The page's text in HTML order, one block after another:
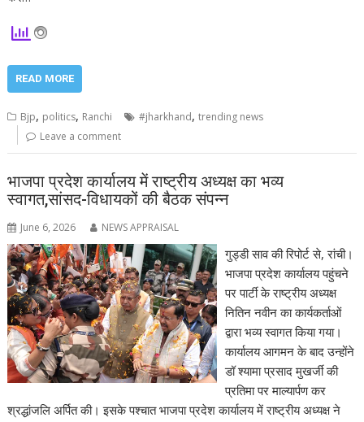
READ MORE
Bjp, politics, Ranchi #jharkhand,trending news
Leave a comment
भाजपा प्रदेश कार्यालय में राष्ट्रीय अध्यक्ष का भव्य
स्वागत,सांसद-विधायकों की बैठक संपन्न
June 6, 2026 NEWS APPRAISAL
गुड्डी साव की रिपोर्ट से, रांची।
भाजपा प्रदेश कार्यालय पहुंचने
पर पार्टी के राष्ट्रीय अध्यक्ष
नितिन नवीन का कार्यकर्ताओं
द्वारा भव्य स्वागत किया गया।
कार्यालय आगमन के बाद उन्होंने
डॉ श्यामा प्रसाद मुखर्जी की
प्रतिमा पर माल्यार्पण कर
श्रद्धांजलि अर्पित की। इसके पश्चात भाजपा प्रदेश कार्यालय में राष्ट्रीय अध्यक्ष ने